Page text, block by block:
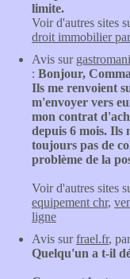
limite.
Voir d'autres sites
droit immobilier
Avis sur
: Bonjour,
Ils me renvoient
m'envoyer vers
mon contrat
depuis 6 mois. Ils
toujours pas de
problème de la
Voir d'autres sites
equipement chr,
ligne
Avis surfrael.fr,
Quelqu'un a t-il